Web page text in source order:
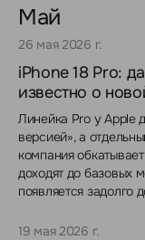
Май
26 мая 2026 г.
iPhone 18 Pro:
известно о
Линейка Pro у Apple
версией», а
компания
доходят до базовых
появляется задолго
19 мая 2026 г.